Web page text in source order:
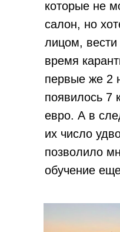
которые не
салон, но
лицом,
время
первые же 2
появилось 7
евро. А в
их число
позволило
обучение
месяц 1600
просто в